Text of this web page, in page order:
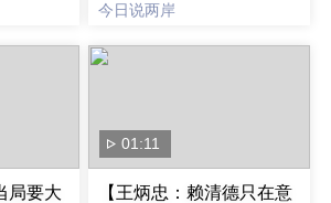
今日说两岸
局要大
01:11
【王炳忠：赖清德只在意